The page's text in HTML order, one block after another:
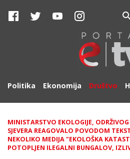
Politika Ekonomija Društvo
MINISTARSTVO EKOLOGIJE,
SJEVERA REAGOVALO POVODOM
NEKOLIKO MEDIJA "EKOLOŠKA
POTOPLJEN ILEGALNI BUNGALOV,